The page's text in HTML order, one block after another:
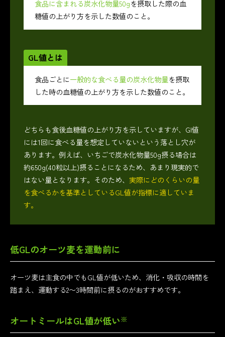
食品に含まれる炭水化物量50gを摂取した際の血
糖値の上がり方を示した数値のこと。
GL値とは
食品ごとに一般的な食べる量の炭水化物量を摂取
した時の血糖値の上がり方を示した数値のこと。
どちらも食後血糖値の上がり方を示していますが、GI値
には1回に食べる量を想定していないという落とし穴が
あります。例えば、いちごで炭水化物量50g摂る場合は
約650g(40粒以上)摂ることになるため、あまり現実的で
はない量となります。そのため、 実際にどのくらいの量
を食べるかを基準としているGL値が指標に適していま
す。
低GLのオーツ麦を運動前に
オーツ麦は主食の中でもGL値が低いため、消化・吸収の時間を
踏まえ、運動する2〜3時間前に摂るのがおすすめです。
オートミールはGL値が低い※